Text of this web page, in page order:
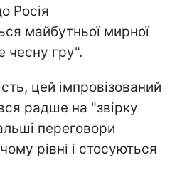
Росія
майбутньої мирної
чесну гру".
цей імпровізований
радше на "звірку
переговори
рівні і стосуються